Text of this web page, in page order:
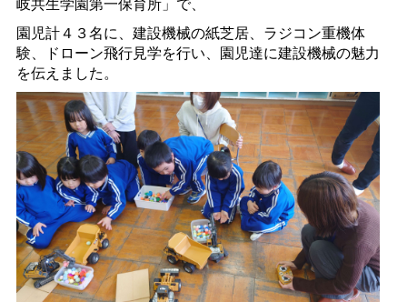
園児計４３名に、建設機械の紙芝居、ラジコン重機体
験、ドローン飛行見学を行い、園児達に建設機械の魅力
を伝えました。